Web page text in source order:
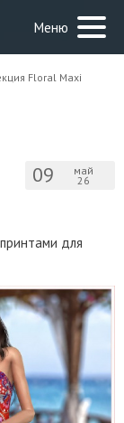
Меню
Floral Maxi
09 май
26
для